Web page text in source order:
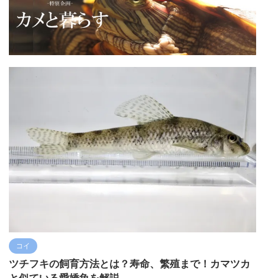
コイ
ツチフキの飼育方法とは？寿命、繁殖まで！カマツカ